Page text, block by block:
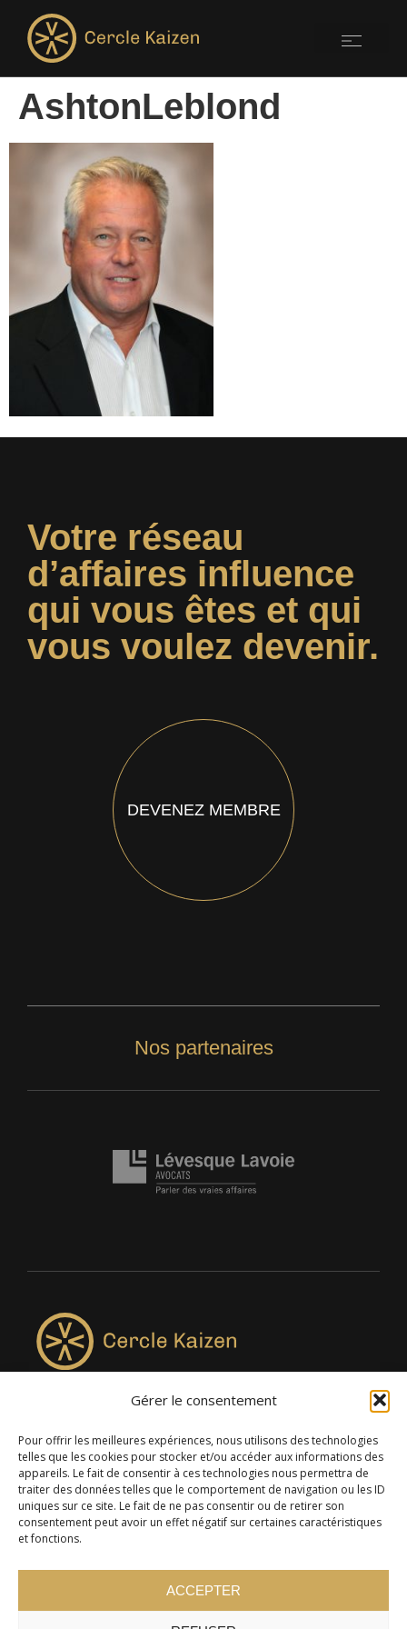
Gérer le consentement
Pour offrir les meilleures expériences, nous utilisons des technologies
telles que les cookies pour stocker et/ou accéder aux informations des
appareils. Le fait de consentir à ces technologies nous permettra de
traiter des données telles que le comportement de navigation ou les ID
uniques sur ce site. Le fait de ne pas consentir ou de retirer son
consentement peut avoir un effet négatif sur certaines caractéristiques
et fonctions.
ACCEPTER
AshtonLeblond
Votre réseau
d’affaires influence
qui vous êtes et qui
vous voulez devenir.
DEVENEZ MEMBRE
Nos partenaires
4957, rue Lionel-Groulx, bureau 819, Saint-Augustin-de-
Desmaures QC G3A 0M7